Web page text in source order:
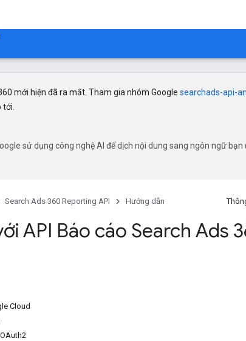
mới hiện đã ra mắt. Tham gia nhóm Google searchads-api-
sử dụng công nghệ AI để dịch nội dung sang ngôn ngữ bạn
Search Ads 360 Reporting API Hướng dẫn
API Báo cáo Search Ads
Cloud